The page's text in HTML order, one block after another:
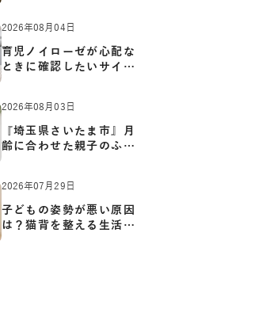
知っ…
2026年08月04日
育児ノイローゼが心配な
ときに確認したいサイン
と心…
2026年08月03日
『埼玉県さいたま市』月
齢に合わせた親子のふれ
あい…
2026年07月29日
子どもの姿勢が悪い原因
は？猫背を整える生活習
慣と…